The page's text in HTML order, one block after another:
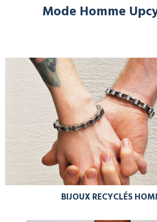
Mode Homme
BIJOUX RECYCLÉS